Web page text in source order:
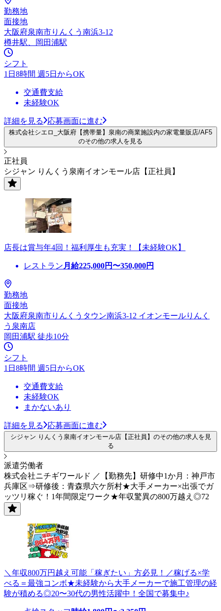
勤務地
面接地
大阪府泉南市りんくう南浜3-12
樽井駅、岡田浦駅
シフト
1日8時間 週5日からOK
交通費支給
未経験OK
詳細を見る 応募画面に進む
株式会社シエロ_大阪府【携帯量】泉南の商業施設内の家電量販店/AF5
のその他の求人を見る
正社員
シジャン りんくう泉南イオンモール店【正社員】
店長は賞与年4回！福利厚生も充実！【未経験OK】
レストラン 月給225,000円〜350,000円
勤務地
面接地
大阪府泉南市りんくうタウン南浜3-12 イオンモールりんく
う泉南店
岡田浦駅 徒歩10分
シフト
1日8時間 週5日からOK
交通費支給
未経験OK
まかないあり
詳細を見る 応募画面に進む
シジャン りんくう泉南イオンモール店【正社員】のその他の求人を見
る
派遣労働者
株式会社ニチギワールド ／【勤務先】研修中1か月：神戸市
兵庫区⇒研修後：青森県六ケ所村★大手メーカー×出張でガ
ッツリ稼ぐ！1年間限定ワーク★年収驚異の800万越え◎72
＼年収800万円越え可能「稼ぎたい」方必見！／稼げる×学
べる＝最強コンボ★未経験から大手メーカーで施工管理の経
験が積める◎20〜30代の男性活躍中！全国で募集中♪